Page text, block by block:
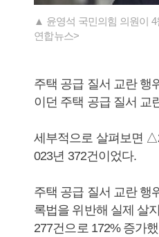
▲ 윤영석 국민의힘 의원이
연합뉴스>
주택 공급 질서 교란 행
이던 주택 공급 질서 교
세부적으로 살펴보면
023년 372건이었다.
주택 공급 질서 교란 행
록법을 위반해 실제 살
277건으로 172% 증가